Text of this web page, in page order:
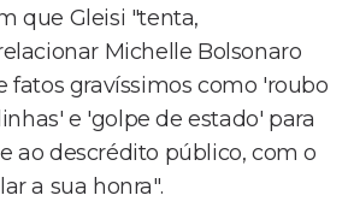
que Gleisi "tenta,
Michelle Bolsonaro
fatos gravíssimos como 'roubo
e 'golpe de estado' para
ao descrédito público, com o
a sua honra".